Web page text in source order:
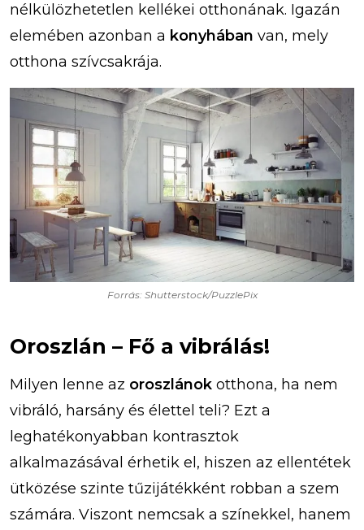
nélkülözhetetlen kellékei otthonának. Igazán
elemében azonban a konyhában van, mely
otthona szívcsakrája.
Forrás: Shutterstock/PuzzlePix
Oroszlán – Fő a vibrálás!
Milyen lenne az oroszlánok otthona, ha nem
vibráló, harsány és élettel teli? Ezt a
leghatékonyabban kontrasztok
alkalmazásával érhetik el, hiszen az ellentétek
ütközése szinte tűzijátékként robban a szem
számára. Viszont nemcsak a színekkel, hanem